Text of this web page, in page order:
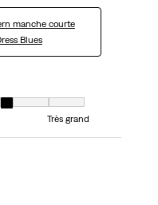
manche courte
Blues
et 7 est égal à Très grand
Très grand